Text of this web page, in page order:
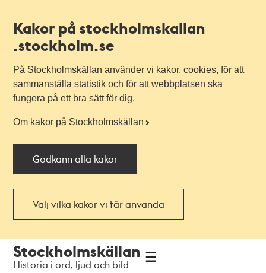
Kakor på stockholmskallan
.stockholm.se
På Stockholmskällan använder vi kakor, cookies, för att
sammanställa statistik och för att webbplatsen ska
fungera på ett bra sätt för dig.
Om kakor på Stockholmskällan
Godkänn alla kakor
Välj vilka kakor vi får använda
navigationen
huvudinnehållet
Stockholmskällan
Historia i ord, ljud och bild